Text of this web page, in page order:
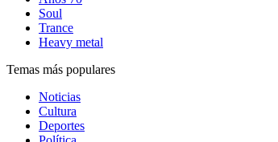
Soul
Trance
Heavy metal
Temas más populares
Noticias
Cultura
Deportes